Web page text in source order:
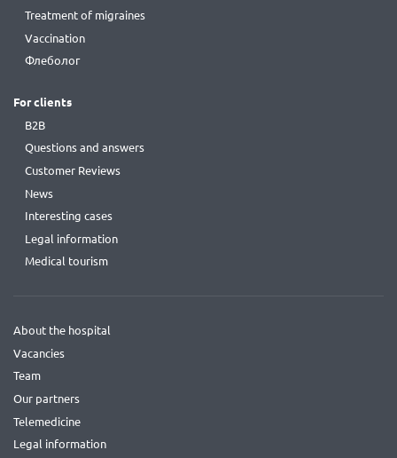
Treatment of migraines
Vaccination
Флеболог
For clients
B2B
Questions and answers
Customer Reviews
News
Interesting cases
Legal information
Medical tourism
About the hospital
Vacancies
Team
Our partners
Telemedicine
Legal information